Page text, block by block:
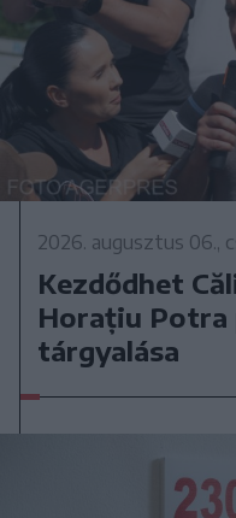
2026. augusztus 06.,
Kezdődhet
Horațiu Potra
tárgyalása